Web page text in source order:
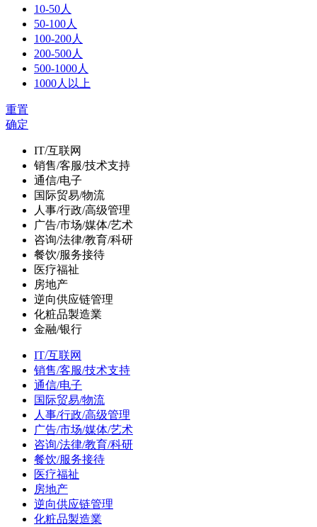
10-50人
50-100人
100-200人
200-500人
500-1000人
1000人以上
重置
确定
IT/互联网
销售/客服/技术支持
通信/电子
国际贸易/物流
人事/行政/高级管理
广告/市场/媒体/艺术
咨询/法律/教育/科研
餐饮/服务接待
医疗福祉
房地产
逆向供应链管理
化粧品製造業
金融/银行
IT/互联网
销售/客服/技术支持
通信/电子
国际贸易/物流
人事/行政/高级管理
广告/市场/媒体/艺术
咨询/法律/教育/科研
餐饮/服务接待
医疗福祉
房地产
逆向供应链管理
化粧品製造業